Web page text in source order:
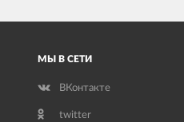
МЫ В СЕТИ
ВКонтакте
twitter